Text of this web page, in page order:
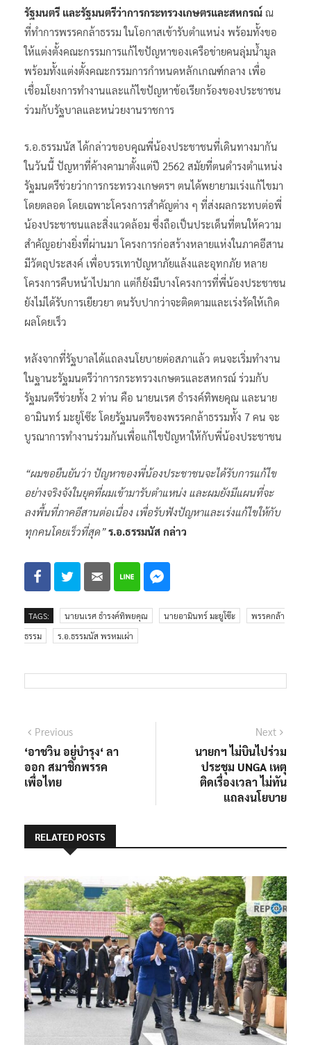
รัฐมนตรี และรัฐมนตรีว่าการกระทรวงเกษตรและสหกรณ์ ณ
ที่ทำการพรรคกล้าธรรม ในโอกาสเข้ารับตำแหน่ง พร้อมทั้งขอ
ให้แต่งตั้งคณะกรรมการแก้ไขปัญหาของเครือข่ายคนลุ่มน้ำมูล
พร้อมทั้งแต่งตั้งคณะกรรมการกำหนดหลักเกณฑ์กลาง เพื่อ
เชื่อมโยงการทำงานและแก้ไขปัญหาข้อเรียกร้องของประชาชน
ร่วมกับรัฐบาลและหน่วยงานราชการ
ร.อ.ธรรมนัส ได้กล่าวขอบคุณพี่น้องประชาชนที่เดินทางมากัน
ในวันนี้ ปัญหาที่ค้างคามาตั้งแต่ปี 2562 สมัยที่ตนดำรงตำแหน่ง
รัฐมนตรีช่วยว่าการกระทรวงเกษตรฯ ตนได้พยายามเร่งแก้ไขมา
โดยตลอด โดยเฉพาะโครงการสำคัญต่าง ๆ ที่ส่งผลกระทบต่อพี่
น้องประชาชนและสิ่งแวดล้อม ซึ่งถือเป็นประเด็นที่ตนให้ความ
สำคัญอย่างยิ่งที่ผ่านมา โครงการก่อสร้างหลายแห่งในภาคอีสาน
มีวัตถุประสงค์ เพื่อบรรเทาปัญหาภัยแล้งและอุทกภัย หลาย
โครงการคืบหน้าไปมาก แต่ก็ยังมีบางโครงการที่พี่น้องประชาชน
ยังไม่ได้รับการเยียวยา ตนรับปากว่าจะติดตามและเร่งรัดให้เกิด
ผลโดยเร็ว
หลังจากที่รัฐบาลได้แถลงนโยบายต่อสภาแล้ว ตนจะเริ่มทำงาน
ในฐานะรัฐมนตรีว่าการกระทรวงเกษตรและสหกรณ์ ร่วมกับ
รัฐมนตรีช่วยทั้ง 2 ท่าน คือ นายนเรศ ธำรงค์ทิพยคุณ และนาย
อามินทร์ มะยูโซ๊ะ โดยรัฐมนตรีของพรรคกล้าธรรมทั้ง 7 คน จะ
บูรณาการทำงานร่วมกันเพื่อแก้ไขปัญหาให้กับพี่น้องประชาชน
“ผมขอยืนยันว่า ปัญหาของพี่น้องประชาชนจะได้รับการแก้ไข
อย่างจริงจังในยุคที่ผมเข้ามารับตำแหน่ง และผมยังมีแผนที่จะ
ลงพื้นที่ภาคอีสานต่อเนื่อง เพื่อรับฟังปัญหาและเร่งแก้ไขให้กับ
ทุกคนโดยเร็วที่สุด” ร.อ.ธรรมนัส กล่าว
TAGS: นายนเรศ ธำรงค์ทิพยคุณ นายอามินทร์ มะยูโซ๊ะ
พรรคกล้า
ธรรม
ร.อ.ธรรมนัส พรหมเผ่า
แนะแนว
เรื่อง
PreviousPrevious
post:
‘อาชวิน อยู่บำรุง‘ ลา
ออก สมาชิกพรรค
เพื่อไทย
Next
นายกฯ ไม่บินไปร่วม
ประชุม UNGA เหตุ
ติดเรื่องเวลา ไม่ทัน
แถลงนโยบาย
RELATED POSTS